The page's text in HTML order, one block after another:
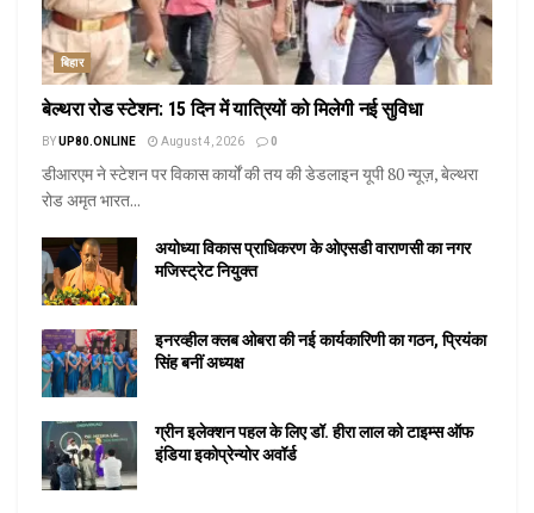
बिहार
बेल्थरा रोड स्टेशन: 15 दिन में यात्रियों को मिलेगी नई सुविधा
BYUP80.ONLINE August 4, 2026 0
डीआरएम ने स्टेशन पर विकास कार्यों की तय की डेडलाइन यूपी 80 न्यूज़, बेल्थरा
रोड अमृत भारत...
अयोध्या विकास प्राधिकरण के ओएसडी वाराणसी का नगर
मजिस्ट्रेट नियुक्त
इनरव्हील क्लब ओबरा की नई कार्यकारिणी का गठन, प्रियंका
सिंह बनीं अध्यक्ष
ग्रीन इलेक्शन पहल के लिए डॉ. हीरा लाल को टाइम्स ऑफ
इंडिया इकोप्रेन्योर अवॉर्ड